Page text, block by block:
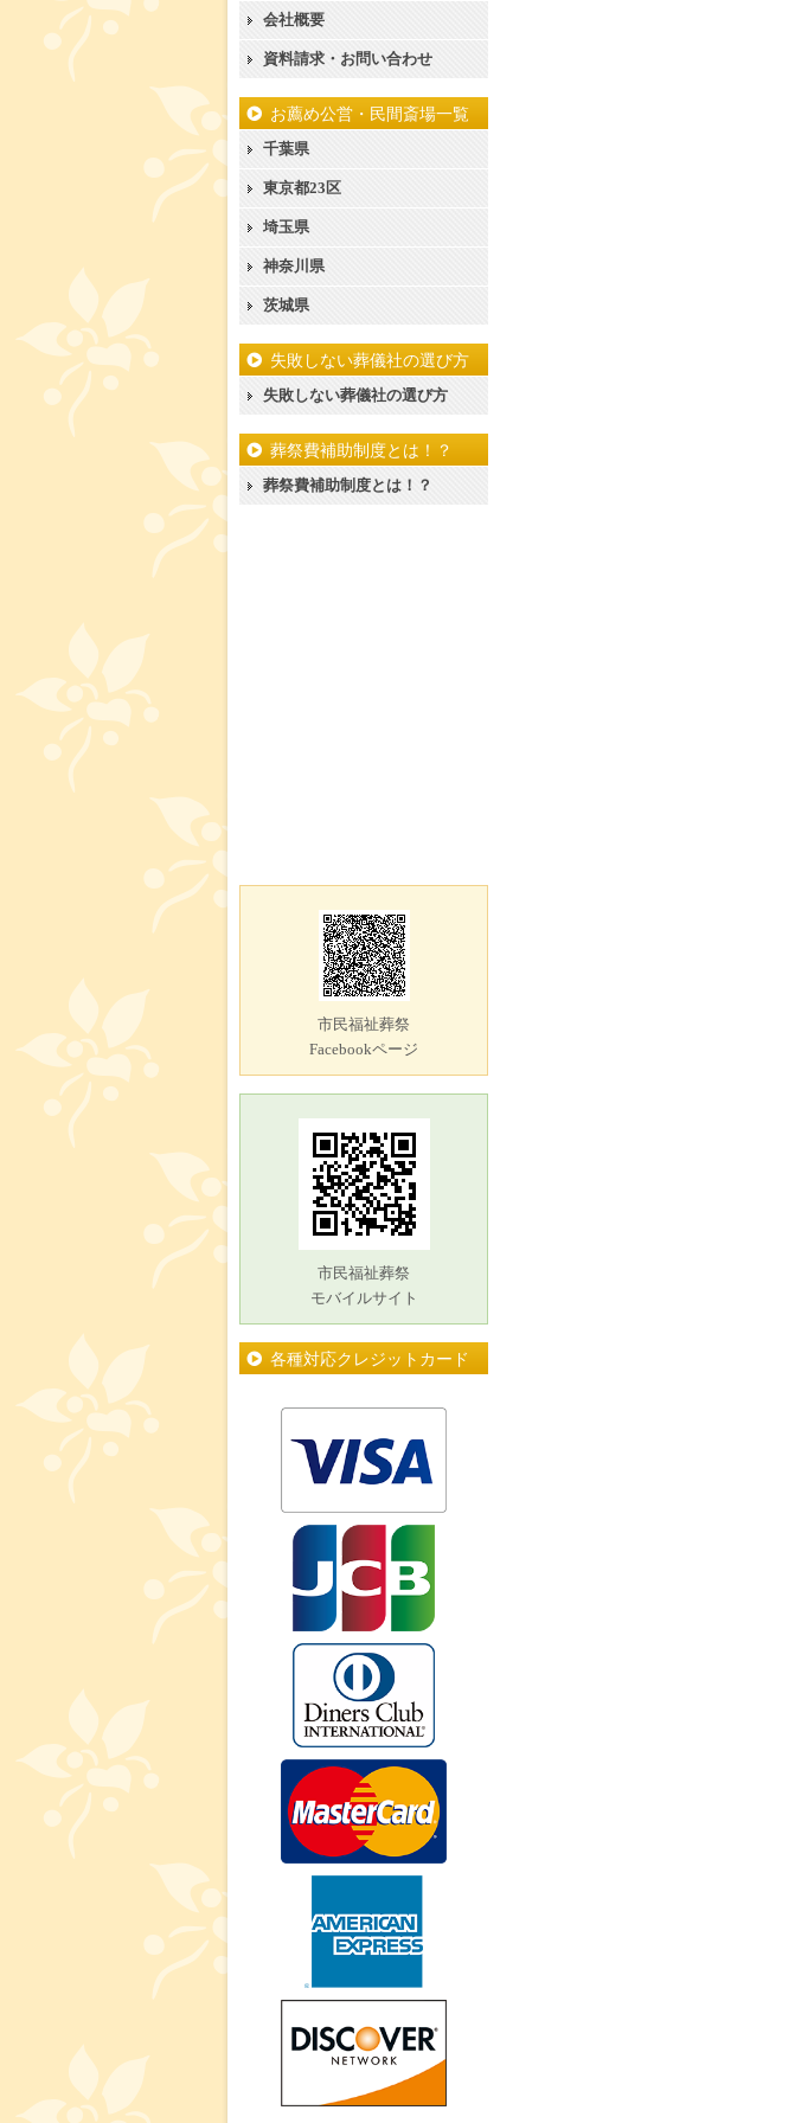
会社概要
資料請求・お問い合わせ
お薦め公営・民間斎場一覧
千葉県
東京都23区
埼玉県
神奈川県
茨城県
失敗しない葬儀社の選び方
失敗しない葬儀社の選び方
葬祭費補助制度とは！？
葬祭費補助制度とは！？
市民福祉葬祭
Facebookページ
市民福祉葬祭
モバイルサイト
各種対応クレジットカード